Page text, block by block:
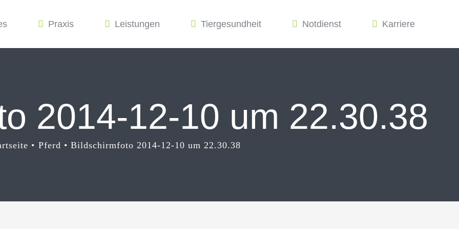
Praxis Leistungen Tiergesundheit Notdienst Karriere
2014-12-10 um 22.30.38
Pferd Bildschirmfoto 2014-12-10 um 22.30.38